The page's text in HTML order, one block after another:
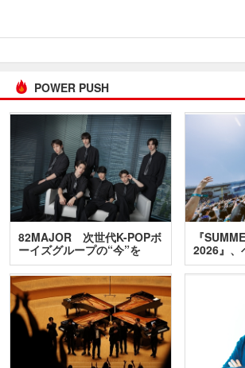
POWER PUSH
82MAJOR 次世代K-POPボ
ーイズグループの“今”を
訊…
『
2026』